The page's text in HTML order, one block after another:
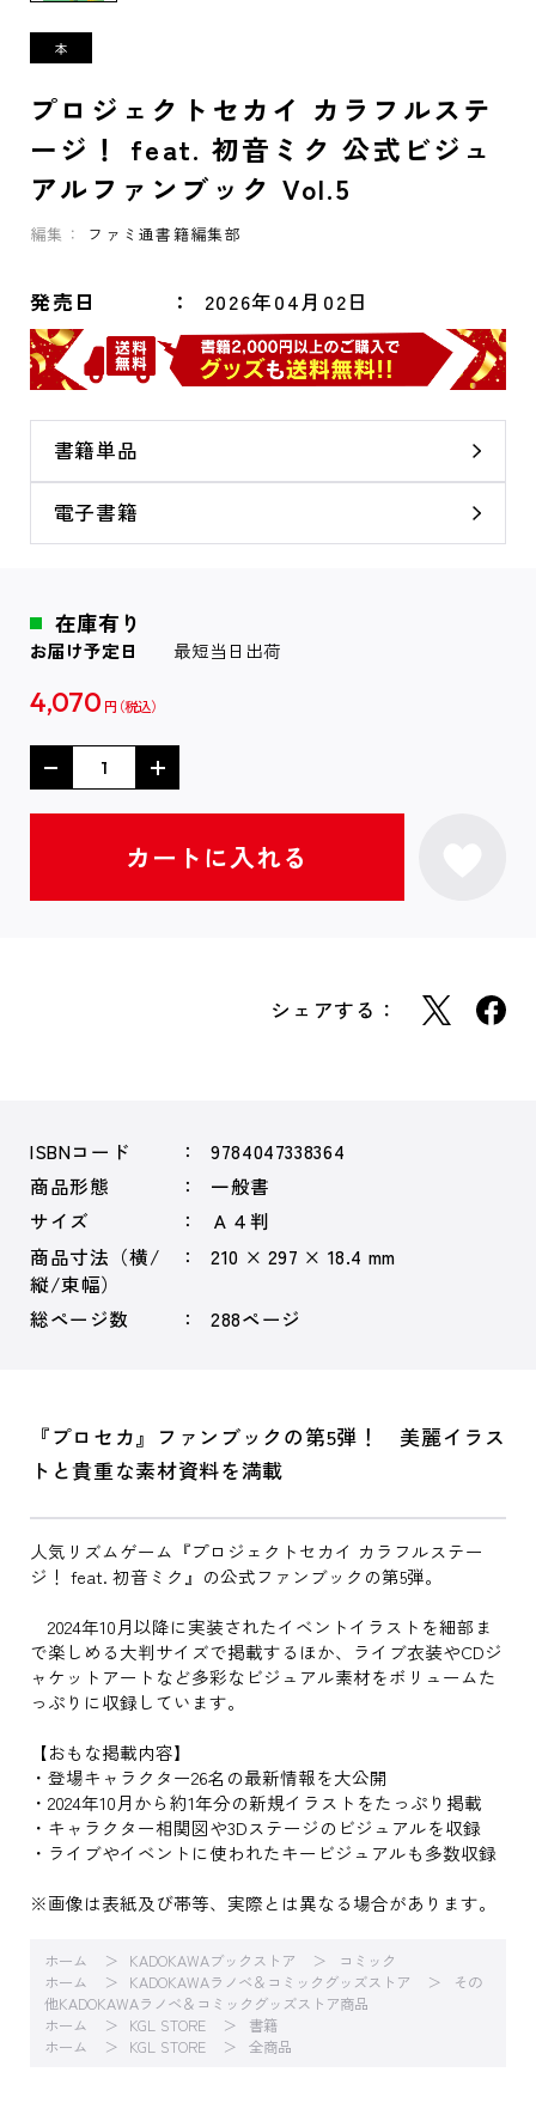
プロジェクトセカイ カラフルステ
ージ！ feat. 初音ミク 公式ビジュ
アルファンブック Vol.5
編集： ファミ通書籍編集部
発売日 2026年04月02日
書籍単品
電子書籍
在庫有り
お届け予定日 最短当日出荷
4,070 円
シェアする：
ISBNコード
9784047338364
商品形態
一般書
サイズ
Ａ４判
商品寸法（横/
縦/束幅）
210 × 297 × 18.4 mm
総ページ数 288ページ
『プロセカ』ファンブックの第5弾！ 美麗イラス
トと貴重な素材資料を満載
人気リズムゲーム『プロジェクトセカイ カラフルステー
ジ！ feat. 初音ミク』の公式ファンブックの第5弾。
2024年10月以降に実装されたイベントイラストを細部ま
で楽しめる大判サイズで掲載するほか、ライブ衣装やCDジ
ャケットアートなど多彩なビジュアル素材をボリュームた
っぷりに収録しています。
【おもな掲載内容】
・登場キャラクター26名の最新情報を大公開
・2024年10月から約1年分の新規イラストをたっぷり掲載
・キャラクター相関図や3Dステージのビジュアルを収録
・ライブやイベントに使われたキービジュアルも多数収録
※画像は表紙及び帯等、実際とは異なる場合があります。
ホーム KADOKAWAブックストア
コミック
ホーム
KADOKAWAラノベ＆コミックグッズストア
その
他KADOKAWAラノベ＆コミックグッズストア商品
ホーム
KGL STORE
書籍
ホーム
KGL STORE 全商品